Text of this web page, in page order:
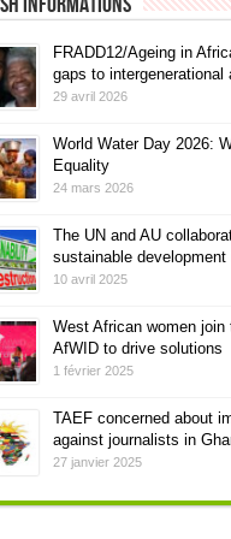
FRADD12/Ageing in
gaps to intergenerational
29 avril 2026
World Water Day 2026:
Equality
24 mars 2026
The UN and AU
sustainable development
10 avril 2025
West African women join
AfWID to drive solutions
1 février 2025
TAEF concerned about
against journalists in
27 janvier 2025